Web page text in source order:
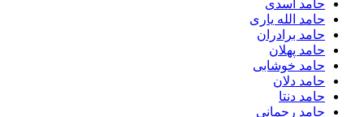
حامد اسدی
حامد الله یاری
حامد برادران
حامد پهلان
حامد خوشابی
حامد دلان
حامد دنتا
حامد رحمانی